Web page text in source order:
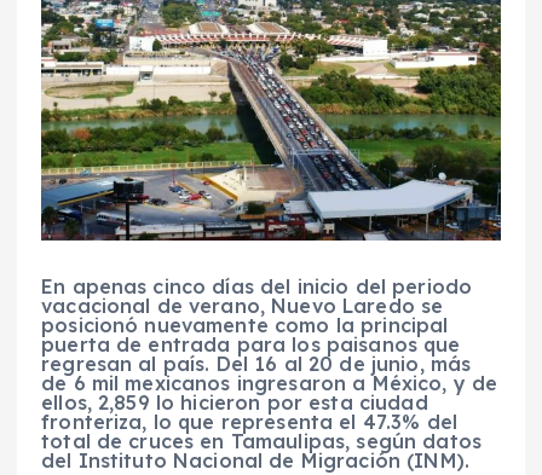
En apenas cinco días del inicio del periodo
vacacional de verano, Nuevo Laredo se
posicionó nuevamente como la principal
puerta de entrada para los paisanos que
regresan al país. Del 16 al 20 de junio, más
de 6 mil mexicanos ingresaron a México, y de
ellos, 2,859 lo hicieron por esta ciudad
fronteriza, lo que representa el 47.3% del
total de cruces en Tamaulipas, según datos
del Instituto Nacional de Migración (INM).